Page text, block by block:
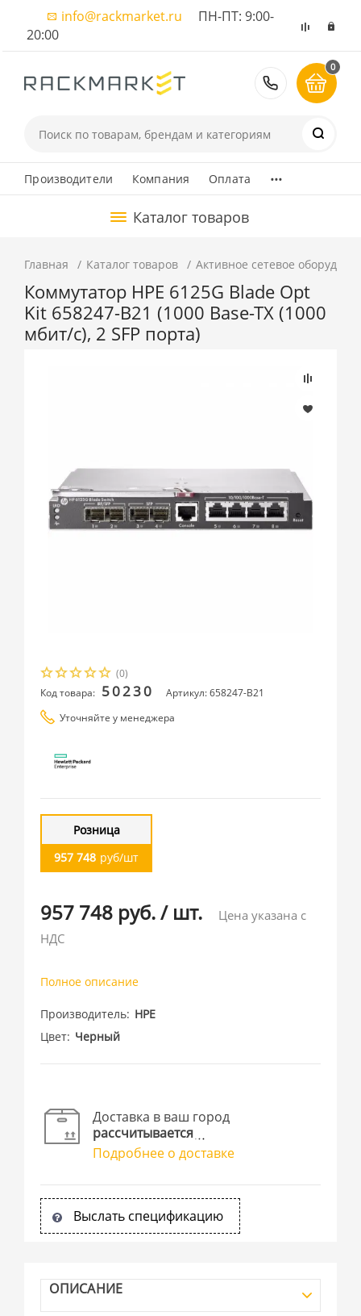
info@rackmarket.ru ПН-ПТ: 9:00-
20:00
8 (495)
0
Производители Компания Оплата ...
Каталог товаров
Главная Каталог товаров Активное сетевое
Коммутатор HPE 6125G Blade Opt
Kit 658247-B21 (1000 Base-TX (1000
мбит/с), 2 SFP порта)
(0)
Код товара: 50230
Артикул: 658247-B21
Уточняйте у менеджера
Розница
957 748 руб/шт
957 748 руб./ шт.
Цена указана с
НДС
Полное описание
Производитель HPE
Цвет Черный
Доставка в ваш город
рассчитывается
Подробнее о доставке
Выслать спецификацию
ОПИСАНИЕ